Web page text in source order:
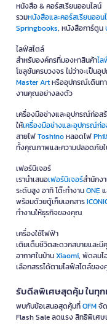
หนังสือ & คอร์สเรียนออนไลน์
รวมหนังสือและคอร์สเรียนออน
Springbooks, หนังสือการ์ตูน
ไลฟ์สไตล์
สำหรับองค์กรที่มองหาสินค้าไ
โซลูชันครบวงจร ไม่ว่าจะเป็น
Master Artหรืออุปกรณ์เดินท
งานคุณอย่างลงตัว
เครื่องมือช่างและอุปกรณ์ก่อส
ให้เครื่องมือช่างและอุปกรณ์ก่อ
สายไฟToshinoหลอดไฟ
ทั้งคุณภาพและความปลอดภัยใ
เฟอร์นิเจอร์
เรานำเสนอเฟอร์นิเจอร์สำนักง
ระดับสูง อาทิ โต๊ะทำงานONE
พร้อมด้วยตู้เก็บเอกสาร
ทำงานให้ธุรกิจของคุณ
เครื่องใช้ไฟฟ้า
เติมเต็มชีวิตสะดวกสบายและ
อากาศในบ้านXiaomi, พัดลมไ
เลือกสรรได้ตามไลฟ์สไตล์ขอ
รับดีลพิเศษสุดคุ้ม ในทุก
พบกับข้อเสนอสุดคุ้มที่OFMจั
Flash Sale ลดแรง สิทธิพิเศ